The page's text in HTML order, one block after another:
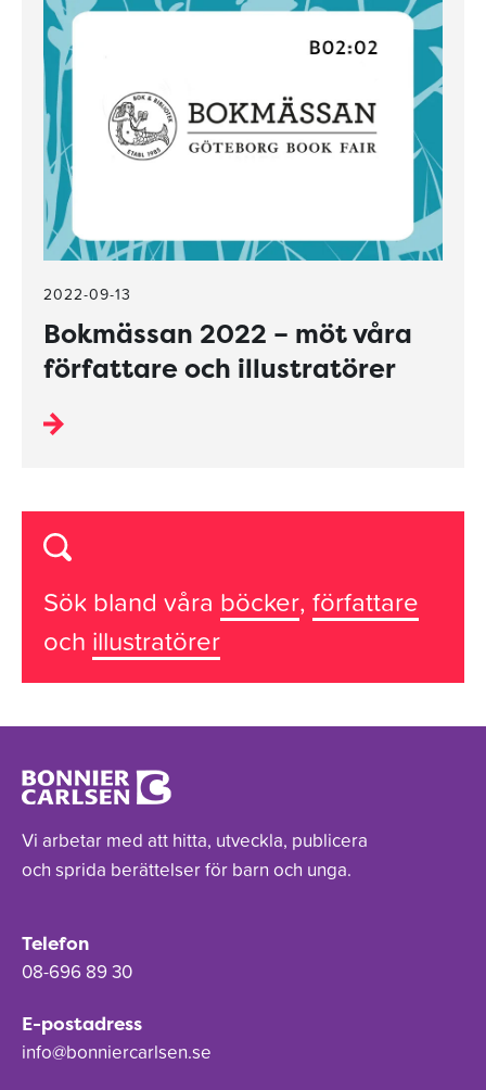
2022-09-13
Bokmässan 2022 – möt våra
författare och illustratörer
Sök bland våra böcker, författare
och illustratörer
Vi arbetar med att hitta, utveckla, publicera
och sprida berättelser för barn och unga.
Telefon
08-696 89 30
E-postadress
info@bonniercarlsen.se